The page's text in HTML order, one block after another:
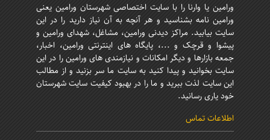
ورامین یا وارنا را با سایت اختصاصی شهرستان ورامین یعنی
ورامین نامه بشناسید و هر آنچه به آن نیاز دارید را در این
سایت بیابید. مراکز دیدنی ورامین، مشاغل، شهدای ورامین و
پیشوا و قرچک و ...، پایگاه های اینترنتی ورامین، اخبار،
جمعه بازارها و دیگر امکانات و نیازمندی های ورامین را در این
سایت بخوانید و پیدا کنید به سایت ما سر بزنید و از مطالب
این سایت لذت ببرید و ما را در بهبود کیفیت سایت شهرستان
خود یاری رسانید.
اطلاعات تماس